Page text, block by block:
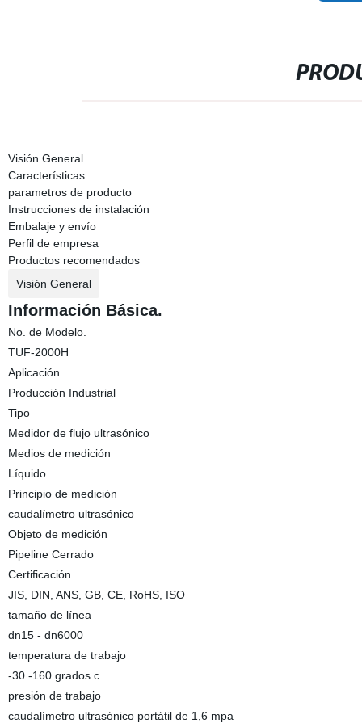
Visión General
Características
parametros de producto
Instrucciones de instalación
Embalaje y envío
Perfil de empresa
Productos recomendados
Visión General
Información Básica.
No. de Modelo.
TUF-2000H
Aplicación
Producción Industrial
Tipo
Medidor de flujo ultrasónico
Medios de medición
Líquido
Principio de medición
caudalímetro ultrasónico
Objeto de medición
Pipeline Cerrado
Certificación
JIS, DIN, ANS, GB, CE, RoHS, ISO
tamaño de línea
dn15 - dn6000
temperatura de trabajo
-30 -160 grados c
presión de trabajo
caudalímetro ultrasónico portátil de 1,6 mpa